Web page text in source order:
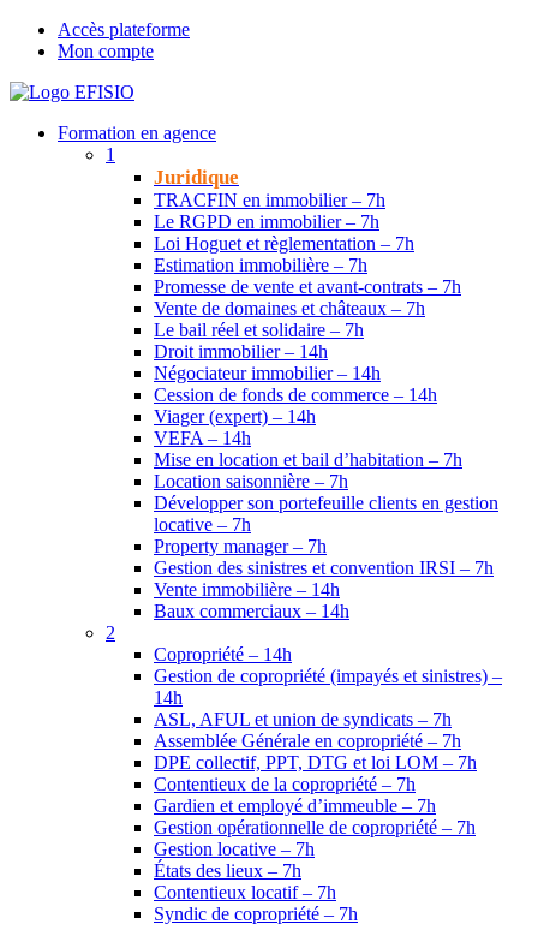
Accès plateforme
Mon compte
Formation en agence
1
Juridique
TRACFIN en immobilier – 7h
Le RGPD en immobilier – 7h
Loi Hoguet et règlementation – 7h
Estimation immobilière – 7h
Promesse de vente et avant-contrats – 7h
Vente de domaines et châteaux – 7h
Le bail réel et solidaire – 7h
Droit immobilier – 14h
Négociateur immobilier – 14h
Cession de fonds de commerce – 14h
Viager (expert) – 14h
VEFA – 14h
Mise en location et bail d’habitation – 7h
Location saisonnière – 7h
Développer son portefeuille clients en gestion
locative – 7h
Property manager – 7h
Gestion des sinistres et convention IRSI – 7h
Vente immobilière – 14h
Baux commerciaux – 14h
2
Copropriété – 14h
Gestion de copropriété (impayés et sinistres) –
14h
ASL, AFUL et union de syndicats – 7h
Assemblée Générale en copropriété – 7h
DPE collectif, PPT, DTG et loi LOM – 7h
Contentieux de la copropriété – 7h
Gardien et employé d’immeuble – 7h
Gestion opérationnelle de copropriété – 7h
Gestion locative – 7h
États des lieux – 7h
Contentieux locatif – 7h
Syndic de copropriété – 7h